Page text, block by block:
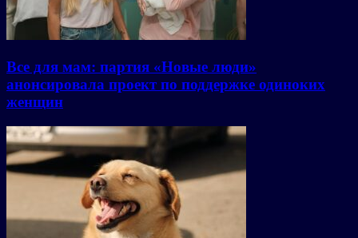
Все для мам: партия «Новые люди»
анонсировала проект по поддержке одиноких
женщин